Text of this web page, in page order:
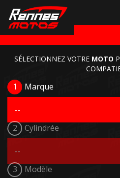
SÉLECTIONNEZ VOTRE MOTO
1 Marque
2 Cylindrée
3 Modèle